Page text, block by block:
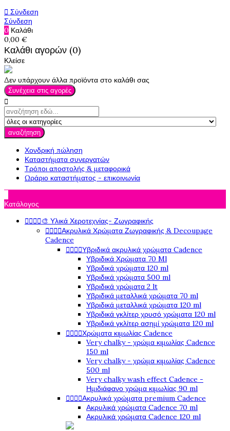
 Σύνδεση
Σύνδεση
0 Καλάθι
0,00 €
Καλάθι αγορών (0)
Κλείσε
Δεν υπάρχουν άλλα προϊόντα στο καλάθι σας
Συνέχεια στις αγορές

αναζήτηση
Χονδρική πώληση
Καταστήματα συνεργατών
Τρόποι αποστολής & μεταφορικά
Ωράριο καταστήματος - επικοινωνία
Κατάλογος
🎨 Υλικά Χεροτεχνίας- Ζωγραφικής
Ακρυλικά Χρώματα Ζωγραφικής & Decoupage
Cadence
Υβριδικά ακρυλικά χρώματα Cadence
Υβριδικά Χρώματα 70 Ml
Υβριδικά χρώματα 120 ml
Υβριδικά χρώματα 500 ml
Υβριδικά χρώματα 2 lt
Υβριδικά μεταλλικά χρώματα 70 ml
Υβριδικά μεταλλικά χρώματα 120 ml
Υβριδικά γκλίτερ χρυσό χρώματα 120 ml
Υβριδικά γκλίτερ ασημί χρώματα 120 ml
Χρώματα κιμωλίας Cadence
Very chalky - χρώμα κιμωλίας Cadence
150 ml
Very chalky - χρώμα κιμωλίας Cadence
500 ml
Very chalky wash effect Cadence -
Ημιδιάφανο χρώμα κιμωλίας 90 ml
Ακρυλικά χρώματα premium Cadence
Ακρυλικά χρώματα Cadence 70 ml
Ακρυλικά χρώματα Cadence 120 ml